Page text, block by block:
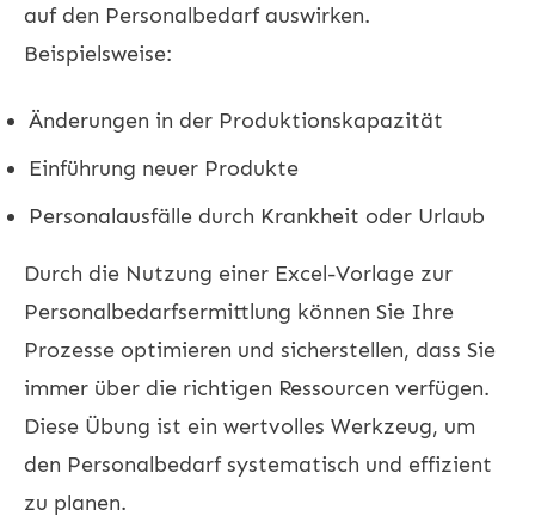
auf den Personalbedarf auswirken.
Beispielsweise:
Änderungen in der Produktionskapazität
Einführung neuer Produkte
Personalausfälle durch Krankheit oder Urlaub
Durch die Nutzung einer Excel-Vorlage zur
Personalbedarfsermittlung können Sie Ihre
Prozesse optimieren und sicherstellen, dass Sie
immer über die richtigen Ressourcen verfügen.
Diese Übung ist ein wertvolles Werkzeug, um
den Personalbedarf systematisch und effizient
zu planen.